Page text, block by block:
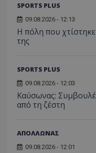
SPORTS PLUS
09.08.2026 - 12:13
Η πόλη που
της
SPORTS PLUS
09.08.2026 - 12:03
Kαύσωνας:
από τη ζέστη
ΑΠΟΛΛΩΝΑΣ
09.08.2026 - 12:01